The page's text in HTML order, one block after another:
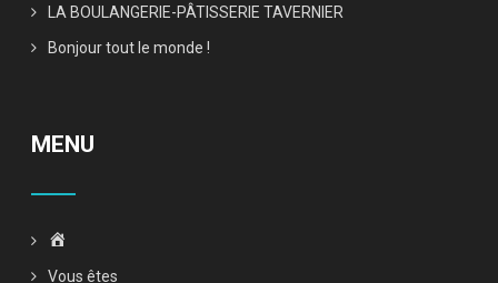
LA BOULANGERIE-PÂTISSERIE TAVERNIER
Bonjour tout le monde !
MENU
Vous êtes